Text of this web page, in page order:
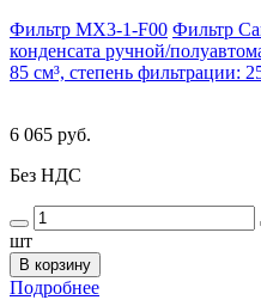
Фильтр MX3-1-F00 Фильтр
конденсата ручной/
85 см³, степень фильтрации:
6 065 руб.
Без НДС
шт
В корзину
Подробнее